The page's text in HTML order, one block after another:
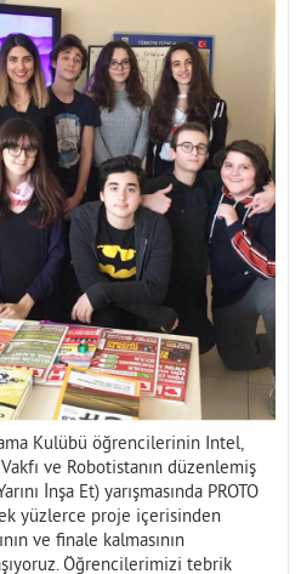
Kulübü öğrencilerinin ‪Intel,
ve Robotistanın düzenlemiş
İnşa Et) yarışmasında PROTO
yüzlerce proje içerisinden
ve finale kalmasının
Öğrencilerimizi tebrik